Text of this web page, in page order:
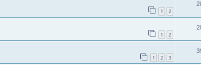
1 2
1 2
1 2 3